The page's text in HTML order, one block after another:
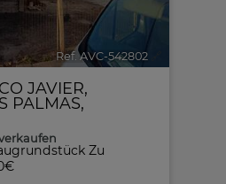
Ref. AVC-542802
Zu
JAVIER,
PALMAS,